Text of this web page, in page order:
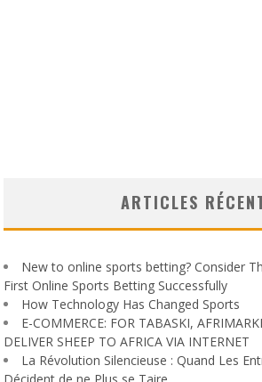
ARTICLES
New to online sports betting? Consider
First Online Sports Betting Successfully
How Technology Has Changed Sports
E-COMMERCE: FOR TABASKI,
DELIVER SHEEP TO AFRICA VIA INTERNET
La Révolution Silencieuse : Quand Les